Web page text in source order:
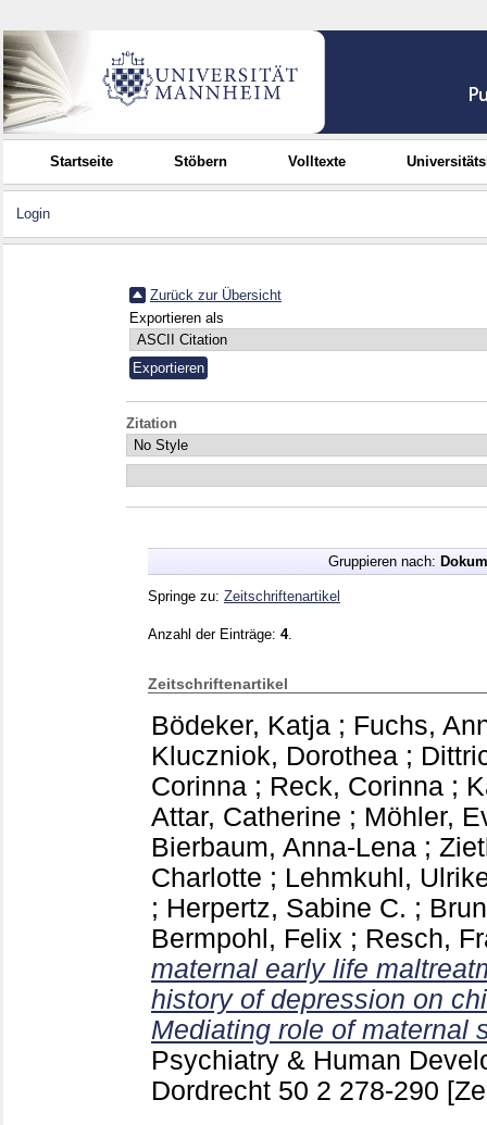
Startseite Stöbern Volltexte
Login
Zurück zur Übersicht
Exportieren als
Zitation
Gruppieren nach:
Springe zu: Zeitschriftenartikel
Anzahl der Einträge: 4.
Zeitschriftenartikel
Bödeker, Katja ; Fuchs,
Kluczniok, Dorothea ;
Corinna ; Reck, Corinna ;
Attar, Catherine ; Möhler,
Bierbaum, Anna-Lena ;
Charlotte ; Lehmkuhl,
; Herpertz, Sabine C. ;
Bermpohl, Felix ; Resch,
maternal early life
history of depression on
Mediating role of maternal
Psychiatry & Human
Dordrecht 50 2 278-290